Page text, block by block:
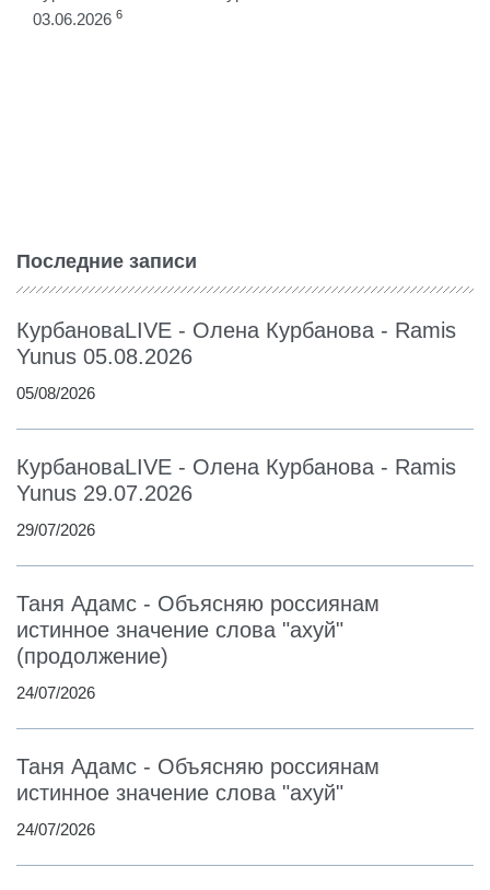
03.06.2026 6
Последние записи
КурбановаLIVE - Олена Курбанова - Ramis
Yunus 05.08.2026
05/08/2026
КурбановаLIVE - Олена Курбанова - Ramis
Yunus 29.07.2026
29/07/2026
Таня Адамс - Объясняю россиянам
истинное значение слова "ахуй"
(продолжение)
24/07/2026
Таня Адамс - Объясняю россиянам
истинное значение слова "ахуй"
24/07/2026